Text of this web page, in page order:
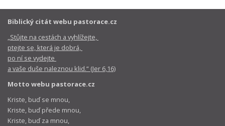
Biblický citát webu pastorace.cz
„Stůjte na cestách a vyhlížejte,
ptejte se, která je dobrá,
po ní se vydejte
a vaše duše naleznou klid.“ (Jer 6,16)
Motto webu pastorace.cz
Kriste, buď se mnou,
Kriste, buď přede mnou,
Kriste, buď za mnou,